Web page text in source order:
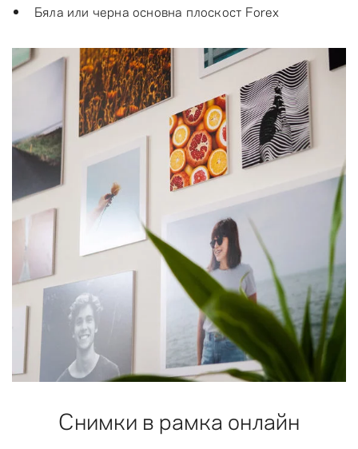
Бяла или черна основна плоскост Forex
Снимки в рамка онлайн